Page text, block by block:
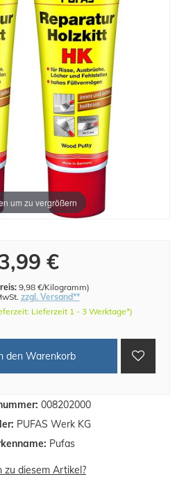
um zu vergrößern
008202000
PUFAS Werk KG
Pufas
€
9,98 €/Kilogramm)
zzgl. Versand**
Lieferzeit 1 - 3 Werktage*)
den Warenkorb
zu diesem Artikel?